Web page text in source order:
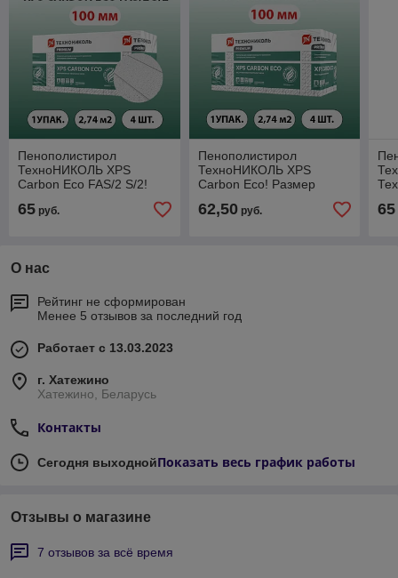
Пенополистирол
ТехноНИКОЛЬ XPS
Carbon Eco FAS/2 S/2!
1180х580х100 мм. Вес 13
65 руб.
Пенополистирол
ТехноНИКОЛЬ XPS
Carbon Eco! Размер
Вес 13 кг. Россия.
62,50руб. 65
О нас
Рейтинг не сформирован
Менее 5 отзывов за последний год
Работает с 13.03.2023
г. Хатежино
Хатежино, Беларусь
Контакты
Сегодня выходнойПоказать весь график работы
Отзывы о магазине
7 отзывов за всё время